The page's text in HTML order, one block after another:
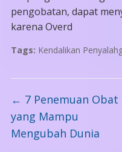
pengobatan, dapat
karena Overd
Tags: Kendalikan
← 7 Penemuan Obat
yang Mampu
Mengubah Dunia